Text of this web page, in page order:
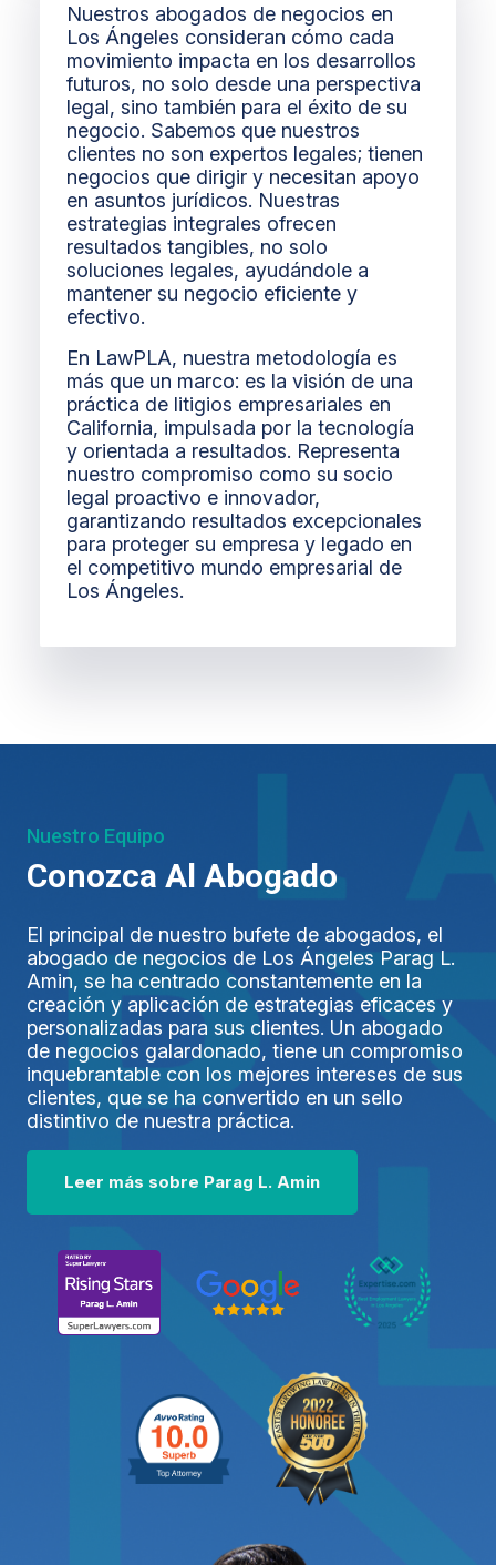
Nuestros abogados de negocios en
Los Ángeles consideran cómo cada
movimiento impacta en los desarrollos
futuros, no solo desde una perspectiva
legal, sino también para el éxito de su
negocio. Sabemos que nuestros
clientes no son expertos legales; tienen
negocios que dirigir y necesitan apoyo
en asuntos jurídicos. Nuestras
estrategias integrales ofrecen
resultados tangibles, no solo
soluciones legales, ayudándole a
mantener su negocio eficiente y
efectivo.
En LawPLA, nuestra metodología es
más que un marco: es la visión de una
práctica de litigios empresariales en
California, impulsada por la tecnología
y orientada a resultados. Representa
nuestro compromiso como su socio
legal proactivo e innovador,
garantizando resultados excepcionales
para proteger su empresa y legado en
el competitivo mundo empresarial de
Los Ángeles.
Nuestro Equipo
Conozca Al Abogado
El principal de nuestro bufete de abogados, el
abogado de negocios de Los Ángeles Parag L.
Amin, se ha centrado constantemente en la
creación y aplicación de estrategias eficaces y
personalizadas para sus clientes. Un abogado
de negocios galardonado, tiene un compromiso
inquebrantable con los mejores intereses de sus
clientes, que se ha convertido en un sello
distintivo de nuestra práctica.
Leer más sobre Parag L. Amin